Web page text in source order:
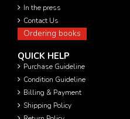
In the press
Contact Us
Ordering books
QUICK HELP
Purchase Guideline
Condition Guideline
Billing & Payment
Shipping Policy